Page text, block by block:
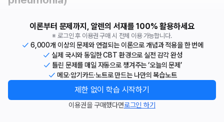
이론부터 문제까지, 알렌의 서재를 100% 활용하세요
※ 로그인 후 이용권 구매 시 전체 이용 가능합니다.
6,000개 이상의 문제와 연결되는 이론으로 개념과 적용을 한 번에
실제 국시와 동일한 CBT 환경으로 실전 감각 완성
틀린 문제를 매일 자동으로 챙겨주는 ‘오늘의 문제’
메모·암기카드·노트로 만드는 나만의 복습노트
제한 없이 학습 시작하기
이용권을 구매했다면로그인 하기